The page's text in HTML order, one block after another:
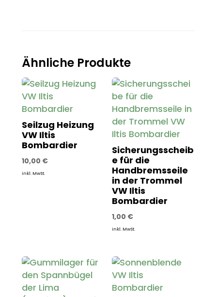
Ähnliche Produkte
Seilzug Heizung
VW Iltis
Bombardier
10,00 €
inkl. MwSt.
Sicherungsscheib
e für die
Handbremsseile
in der Trommel
VW Iltis
Bombardier
1,00 €
inkl. MwSt.